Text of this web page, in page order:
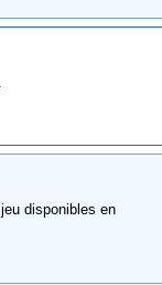
disponibles en